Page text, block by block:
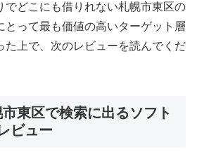
でどこにも借りれない札幌市東区の
とって最も価値の高いターゲット層
た上で、次のレビューを読んでくだ
市東区で検索に出るソフト
ビュー